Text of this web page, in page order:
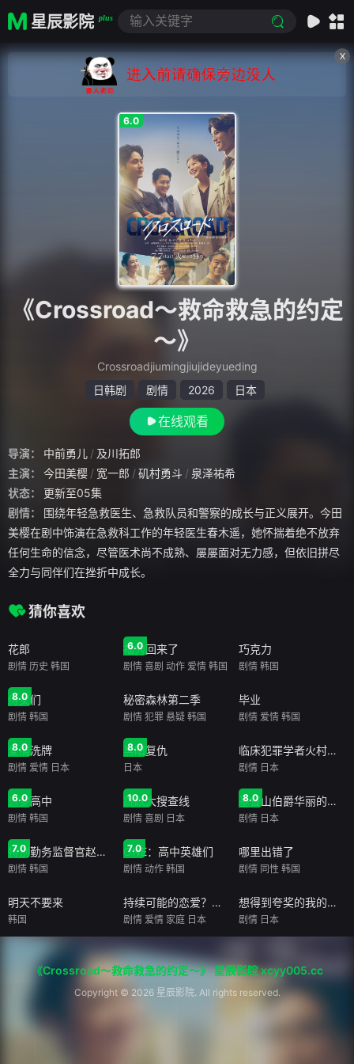
星辰影院 plus
X
6.0
《Crossroad～救命救急的约定
～》
Crossroadjiumingjiujideyueding
日韩剧
剧情 2026 日本
在线观看
导演： 中前勇儿
及川拓郎
主演： 今田美樱 宽一郎 矶村勇斗
泉泽祐希
状态： 更新至05集
剧情： 围绕年轻急救医生、急救队员和警察的成长与正义展开。今田
美樱在剧中饰演在急救科工作的年轻医生春木遥，她怀揣着绝不放弃
任何生命的信念，尽管医术尚不成熟、屡屡面对无力感，但依旧拼尽
全力与同伴们在挫折中成长。
猜你喜欢
花郎
剧情 历史 韩国
6.0
福秀回来了
剧情 喜剧 动作 爱情 韩国
巧克力
剧情 韩国
8.0
侍女们
剧情 韩国
秘密森林第二季
剧情 犯罪 悬疑 韩国
毕业
剧情 爱情 韩国
8.0
爱情洗牌
剧情 爱情 日本
8.0
黑暗复仇
日本
临床犯罪学者火村英生的推理
剧情 日本
6.0
追梦高中
剧情 韩国
10.0
跳跃大搜查线
剧情 喜剧 日本
8.0 基督山伯爵华丽的复仇
剧情 日本
7.0 特别勤务监督官赵昌风
剧情 韩国
7.0
ONE：高中英雄们
剧情 动作 韩国
哪里出错了
剧情 同性 韩国
明天不要来
韩国
持续可能的恋爱？～父亲与女儿的结婚进行曲～
剧情 爱情 家庭 日本
想得到夸奖的我的妄想饭
剧情 日本
《Crossroad～救命救急的约定～》 星辰影院 xcyy005.cc
Copyright © 2026 星辰影院. All rights reserved.